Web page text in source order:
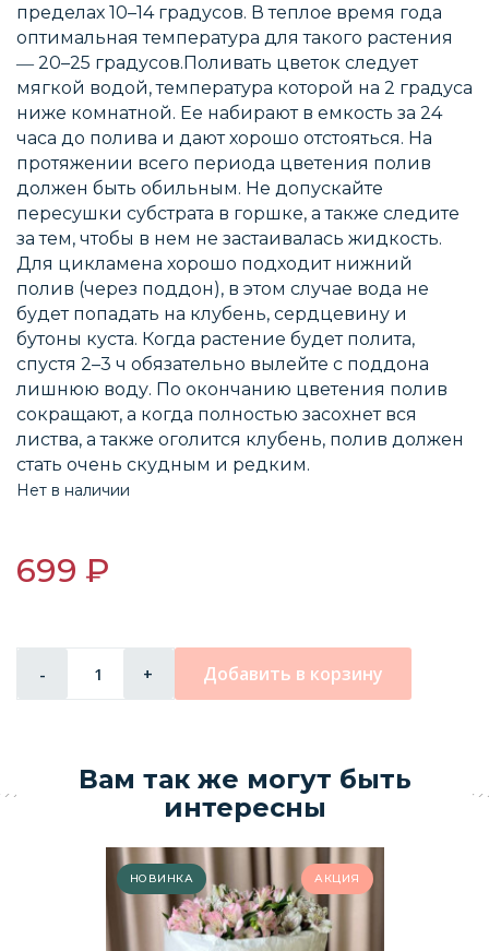
пределах 10–14 градусов. В теплое время года
оптимальная температура для такого растения
― 20–25 градусов.Поливать цветок следует
мягкой водой, температура которой на 2 градуса
ниже комнатной. Ее набирают в емкость за 24
часа до полива и дают хорошо отстояться. На
протяжении всего периода цветения полив
должен быть обильным. Не допускайте
пересушки субстрата в горшке, а также следите
за тем, чтобы в нем не застаивалась жидкость.
Для цикламена хорошо подходит нижний
полив (через поддон), в этом случае вода не
будет попадать на клубень, сердцевину и
бутоны куста. Когда растение будет полита,
спустя 2–3 ч обязательно вылейте с поддона
лишнюю воду. По окончанию цветения полив
сокращают, а когда полностью засохнет вся
листва, а также оголится клубень, полив должен
стать очень скудным и редким.
Нет в наличии
699 ₽
- + Добавить в корзину
Вам так же могут быть
интересны
НОВИНКА АКЦИЯ